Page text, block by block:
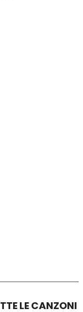
LE CANZONI